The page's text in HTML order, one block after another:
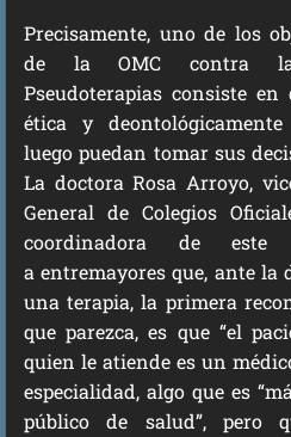
Precisamente, uno de los
de la OMC contra
Pseudoterapias consiste
ética y
luego puedan tomar sus
La doctora Rosa Arroyo,
General de Colegios
coordinadora de este
a entremayores que, ante la
una terapia, la primera
que parezca, es que “el
quien le atiende es un
especialidad, algo que es
público de salud”, pero